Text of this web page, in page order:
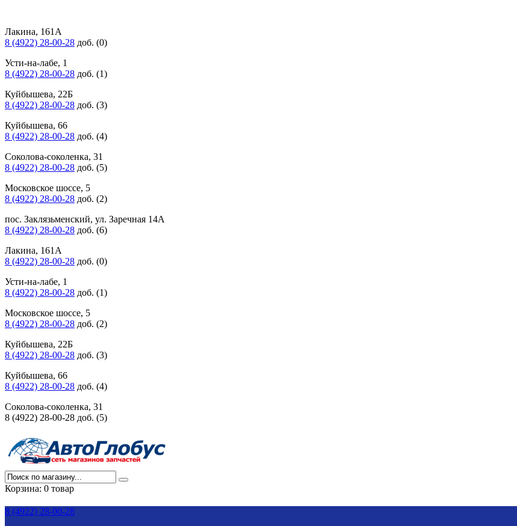
Лакина, 161А
8 (4922) 28-00-28 доб. (0)
Усти-на-лабе, 1
8 (4922) 28-00-28 доб. (1)
Куйбышева, 22Б
8 (4922) 28-00-28 доб. (3)
Куйбышева, 66
8 (4922) 28-00-28 доб. (4)
Соколова-соколенка, 31
8 (4922) 28-00-28 доб. (5)
Московское шоссе, 5
8 (4922) 28-00-28 доб. (2)
пос. Заклязьменский, ул. Заречная 14А
8 (4922) 28-00-28 доб. (6)
Лакина, 161А
8 (4922) 28-00-28 доб. (0)
Усти-на-лабе, 1
8 (4922) 28-00-28 доб. (1)
Московское шоссе, 5
8 (4922) 28-00-28 доб. (2)
Куйбышева, 22Б
8 (4922) 28-00-28 доб. (3)
Куйбышева, 66
8 (4922) 28-00-28 доб. (4)
Соколова-соколенка, 31
8 (4922) 28-00-28 доб. (5)
Корзина: 0 товар
8 (4922) 28-00-28